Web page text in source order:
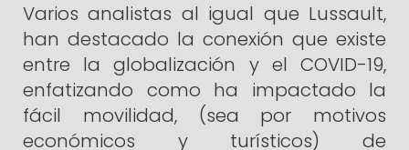
Varios analistas al igual que Lussault,
han destacado la conexión que existe
entre la globalización y el COVID-19,
enfatizando como ha impactado la
fácil movilidad, (sea por motivos
económicos y turísticos) de